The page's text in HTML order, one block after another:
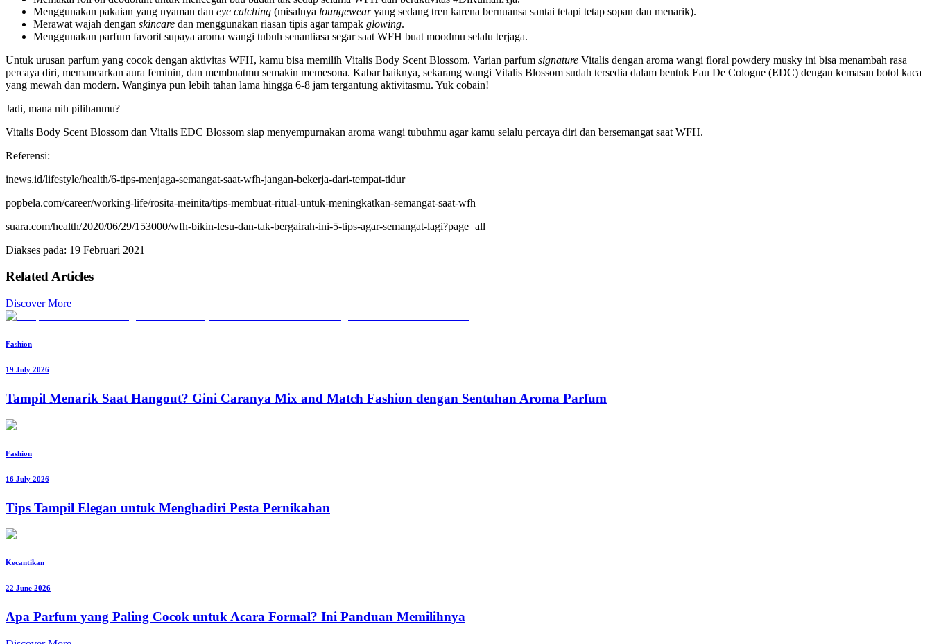
Menggunakan pakaian yang nyaman dan eye catching (misalnya loungewearyang sedang tren karena bernuansa santai tetapi tetap sopan dan menarik).
Merawat wajah dengan skincare dan menggunakan riasan tipis agar tampak glowing.
Menggunakan parfum favorit supaya aroma wangi tubuh senantiasa segar saat WFH buat moodmu selalu terjaga.
Untuk urusan parfum yang cocok dengan aktivitas WFH, kamu bisa memilih Vitalis Body Scent Blossom. Varian parfum signature Vitalis dengan aroma wangi floral powdery musky ini bisa menambah rasa
percaya diri, memancarkan aura feminin, dan membuatmu semakin memesona. Kabar baiknya, sekarang wangi Vitalis Blossom sudah tersedia dalam bentuk Eau De Cologne (EDC) dengan kemasan botol kaca
yang mewah dan modern. Wanginya pun lebih tahan lama hingga 6-8 jam tergantung aktivitasmu. Yuk cobain!
Jadi, mana nih pilihanmu?
Vitalis Body Scent Blossom dan Vitalis EDC Blossom siap menyempurnakan aroma wangi tubuhmu agar kamu selalu percaya diri dan bersemangat saat WFH.
Referensi:
inews.id/lifestyle/health/6-tips-menjaga-semangat-saat-wfh-jangan-bekerja-dari-tempat-tidur
popbela.com/career/working-life/rosita-meinita/tips-membuat-ritual-untuk-meningkatkan-semangat-saat-wfh
suara.com/health/2020/06/29/153000/wfh-bikin-lesu-dan-tak-bergairah-ini-5-tips-agar-semangat-lagi?page=all
Diakses pada: 19 Februari 2021
Related Articles
Discover More
Fashion
19 July 2026
Tampil Menarik Saat Hangout? Gini Caranya Mix and Match Fashion dengan Sentuhan Aroma Parfum
Fashion
16 July 2026
Tips Tampil Elegan untuk Menghadiri Pesta Pernikahan
Kecantikan
22 June 2026
Apa Parfum yang Paling Cocok untuk Acara Formal? Ini Panduan Memilihnya